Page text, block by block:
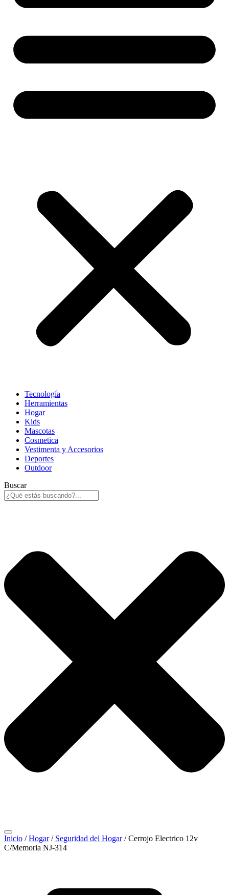
Tecnología
Herramientas
Hogar
Kids
Mascotas
Cosmetica
Vestimenta y Accesorios
Deportes
Outdoor
Buscar
Inicio /Hogar/ Seguridad del Hogar/ Cerrojo Electrico 12v
C/Memoria NJ-314